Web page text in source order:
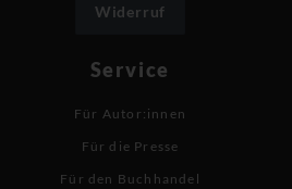
Widerruf
Service
Für Autor:innen
Für die Presse
Für den Buchhandel